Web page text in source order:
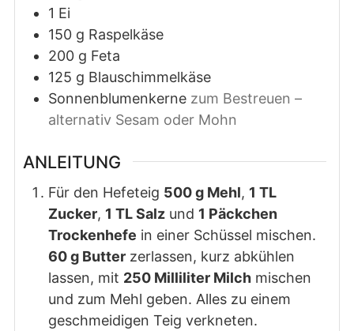
1 Ei
150 g Raspelkäse
200 g Feta
125 g Blauschimmelkäse
Sonnenblumenkerne zum Bestreuen –
alternativ Sesam oder Mohn
ANLEITUNG
Für den Hefeteig 500 g Mehl, 1 TL
Zucker, 1 TL Salzund 1 Päckchen
Trockenhefe in einer Schüssel mischen.
60 g Butterzerlassen, kurz abkühlen
lassen, mit 250 Milliliter Milchmischen
und zum Mehl geben. Alles zu einem
geschmeidigen Teig verkneten.